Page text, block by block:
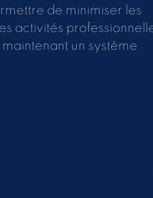
de minimiser les
activités
un système